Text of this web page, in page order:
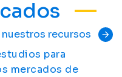
recursos arrow_forward
para
mercados de